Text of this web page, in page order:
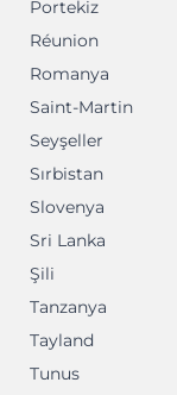
Portekiz
Réunion
Romanya
Saint-Martin
Seyşeller
Sırbistan
Slovenya
Sri Lanka
Şili
Tanzanya
Tayland
Tunus